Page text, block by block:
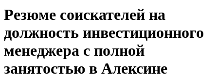
Резюме соискателей на
должность инвестиционного
менеджера с полной
занятостью в Алексине